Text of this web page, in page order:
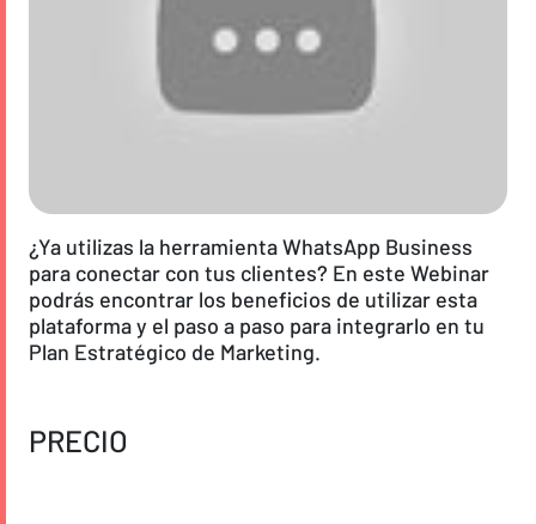
¿Ya utilizas la herramienta WhatsApp Business
para conectar con tus clientes? En este Webinar
podrás encontrar los beneficios de utilizar esta
plataforma y el paso a paso para integrarlo en tu
Plan Estratégico de Marketing.
PRECIO